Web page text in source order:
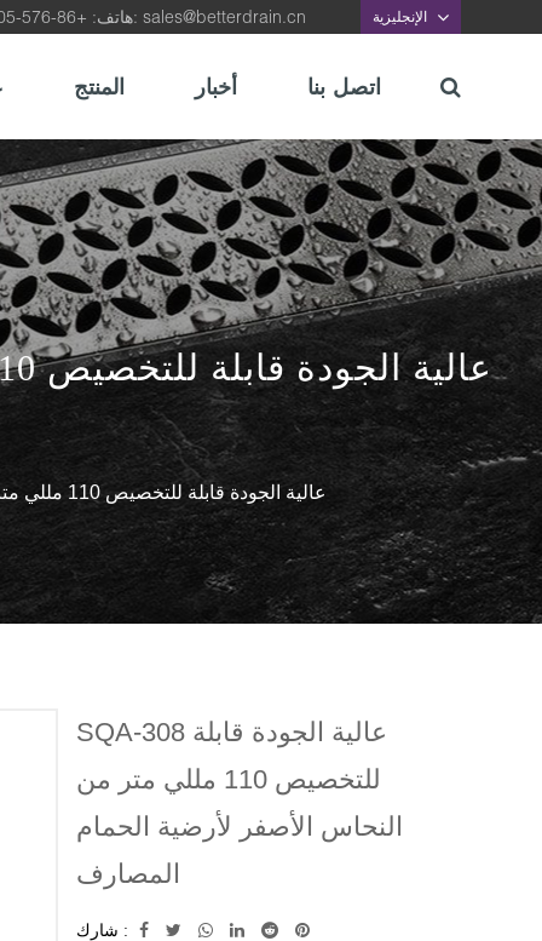
هاتف: +86-576-87422105, بريد الالكتروني: sales@betterdrain.cn الإنجليزية
المنتج أخبار اتصل بنا
SQA-308 عالية الجودة قابلة للتخصيص 110 مللي متر من النحاس الأصفر لأرضية الحمام المصارف
SQA-308 عالية الجودة قابلة
للتخصيص 110 مللي متر من
النحاس الأصفر لأرضية الحمام
المصارف
شارك :